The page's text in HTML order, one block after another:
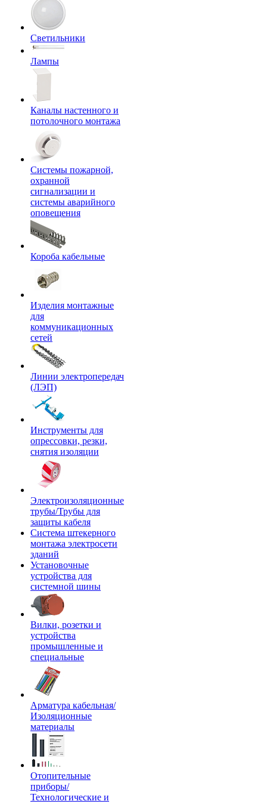
Светильники
Лампы
Каналы настенного и
потолочного монтажа
Системы пожарной,
охранной
сигнализации и
системы аварийного
оповещения
Короба кабельные
Изделия монтажные
для
коммуникационных
сетей
Линии электропередач
(ЛЭП)
Инструменты для
опрессовки, резки,
снятия изоляции
Электроизоляционные
трубы/Трубы для
защиты кабеля
Система штекерного
монтажа электросети
зданий
Установочные
устройства для
системной шины
Вилки, розетки и
устройства
промышленные и
специальные
Арматура кабельная/
Изоляционные
материалы
Отопительные
приборы/
Технологические и